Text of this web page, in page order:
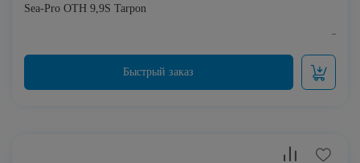
Sea-Pro OTH 9,9S Tarpon